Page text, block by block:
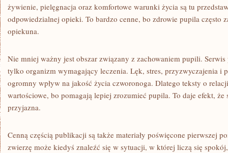
żywienie, pielęgnacja oraz komfortowe warunki życia są tu
odpowiedzialnej opieki. To bardzo cenne, bo zdrowie pupila często
opiekuna.
Nie mniej ważny jest obszar związany z zachowaniem pupili.
tylko organizm wymagający leczenia. Lęk, stres, przyzwyczajenia i
ogromny wpływ na jakość życia czworonoga. Dlatego teksty o
wartościowe, bo pomagają lepiej zrozumieć pupila. To daje efekt,
przyjazna.
Cenną częścią publikacji są także materiały poświęcone pierwszej
zwierzę może kiedyś znaleźć się w sytuacji, w której liczą się